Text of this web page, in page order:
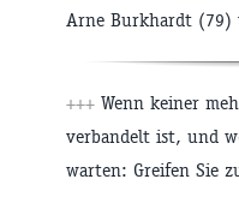
Arne Burkhardt (79)
+++ Wenn keiner
verbandelt ist, und
warten: Greifen Sie